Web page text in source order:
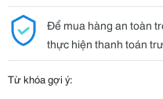
Để mua hàng an toàn
thực hiện thanh toán
Từ khóa gợi ý: